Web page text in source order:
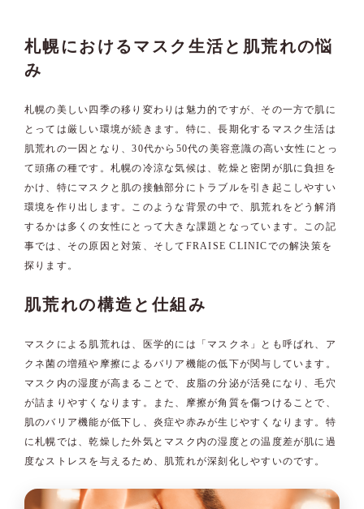
札幌におけるマスク生活と肌荒れの悩
み
札幌の美しい四季の移り変わりは魅力的ですが、その一方で肌に
とっては厳しい環境が続きます。特に、長期化するマスク生活は
肌荒れの一因となり、30代から50代の美容意識の高い女性にとっ
て頭痛の種です。札幌の冷涼な気候は、乾燥と密閉が肌に負担を
かけ、特にマスクと肌の接触部分にトラブルを引き起こしやすい
環境を作り出します。このような背景の中で、肌荒れをどう解消
するかは多くの女性にとって大きな課題となっています。この記
事では、その原因と対策、そしてFRAISE CLINICでの解決策を
探ります。
肌荒れの構造と仕組み
マスクによる肌荒れは、医学的には「マスクネ」とも呼ばれ、ア
クネ菌の増殖や摩擦によるバリア機能の低下が関与しています。
マスク内の湿度が高まることで、皮脂の分泌が活発になり、毛穴
が詰まりやすくなります。また、摩擦が角質を傷つけることで、
肌のバリア機能が低下し、炎症や赤みが生じやすくなります。特
に札幌では、乾燥した外気とマスク内の湿度との温度差が肌に過
度なストレスを与えるため、肌荒れが深刻化しやすいのです。